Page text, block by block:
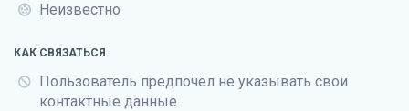
Неизвестно
КАК СВЯЗАТЬСЯ
Пользователь предпочёл не указывать свои
контактные данные